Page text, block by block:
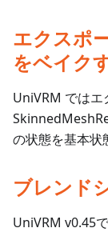
エクスポ
をベイク
UniVRM ではエ
の状態を基本状
ブレンド
UniVRM v0.45